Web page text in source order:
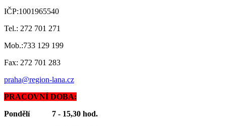
IČP:1001965540
Tel.: 272 701 271
Mob.:733 129 199
Fax: 272 701 283
praha@region-lana.cz
PRACOVNÍ DOBA:
Pondělí 7 - 15,30 hod.